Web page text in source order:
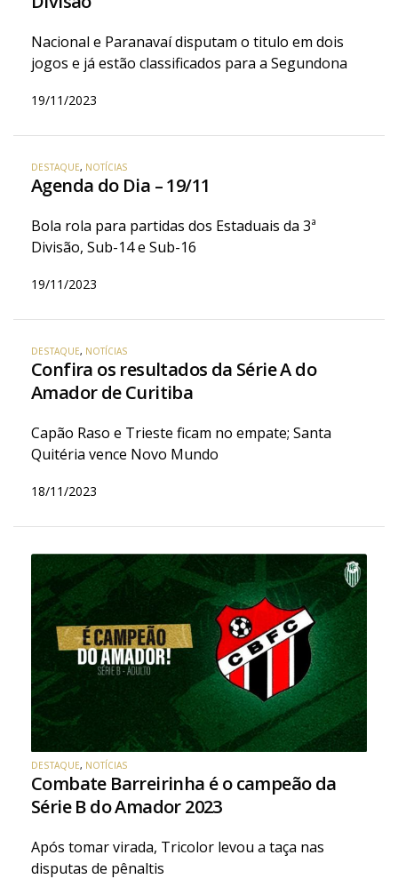
Nacional e Paranavaí disputam o titulo em dois
jogos e já estão classificados para a Segundona
19/11/2023
DESTAQUE, NOTÍCIAS
Agenda do Dia – 19/11
Bola rola para partidas dos Estaduais da 3ª
Divisão, Sub-14 e Sub-16
19/11/2023
DESTAQUE, NOTÍCIAS
Confira os resultados da Série A do
Amador de Curitiba
Capão Raso e Trieste ficam no empate; Santa
Quitéria vence Novo Mundo
18/11/2023
DESTAQUE, NOTÍCIAS
Combate Barreirinha é o campeão da
Série B do Amador 2023
Após tomar virada, Tricolor levou a taça nas
disputas de pênaltis